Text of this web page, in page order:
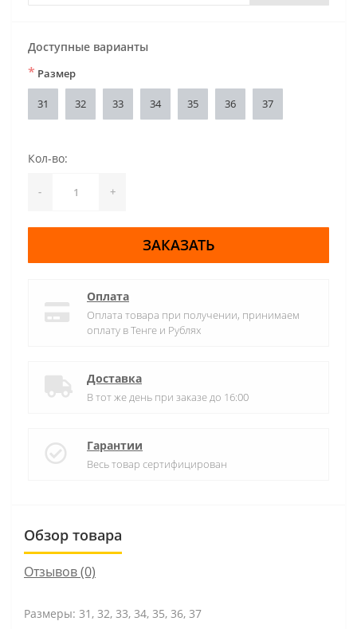
Доступные варианты
* Размер
31 32 33 34 35 36 37
Кол-во:
- +
ЗАКАЗАТЬ
Оплата
Оплата товара при получении, принимаем
оплату в Тенге и Рублях
Доставка
В тот же день при заказе до 16:00
Гарантии
Весь товар сертифицирован
Обзор товара
Отзывов (0)
Размеры: 31, 32, 33, 34, 35, 36, 37